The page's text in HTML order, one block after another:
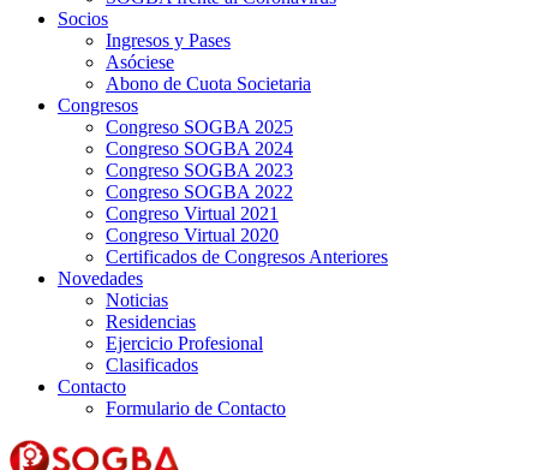
Socios
Ingresos y Pases
Asóciese
Abono de Cuota Societaria
Congresos
Congreso SOGBA 2025
Congreso SOGBA 2024
Congreso SOGBA 2023
Congreso SOGBA 2022
Congreso Virtual 2021
Congreso Virtual 2020
Certificados de Congresos Anteriores
Novedades
Noticias
Residencias
Ejercicio Profesional
Clasificados
Contacto
Formulario de Contacto